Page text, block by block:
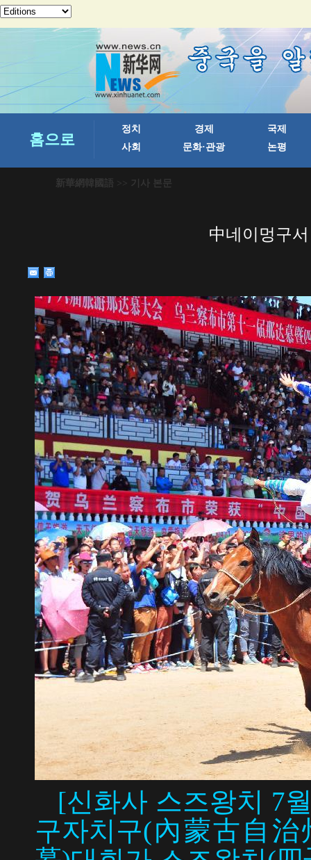
新華網韓國語 >> 기사 본문
中네이멍구
[신화사 스즈왕치 7
구자치구(內蒙古自治